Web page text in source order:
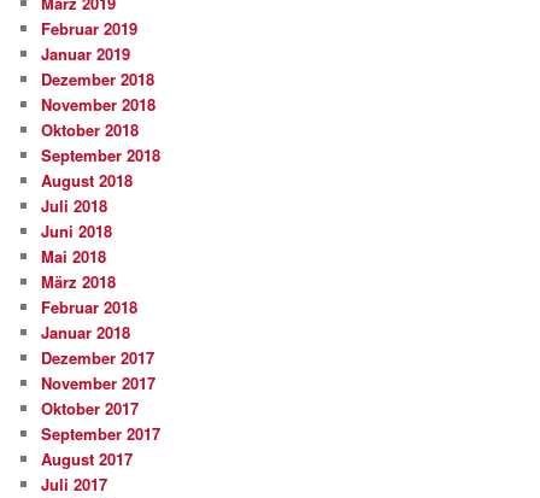
Februar 2019
Januar 2019
Dezember 2018
November 2018
Oktober 2018
September 2018
August 2018
Juli 2018
Juni 2018
Mai 2018
März 2018
Februar 2018
Januar 2018
Dezember 2017
November 2017
Oktober 2017
September 2017
August 2017
Juli 2017